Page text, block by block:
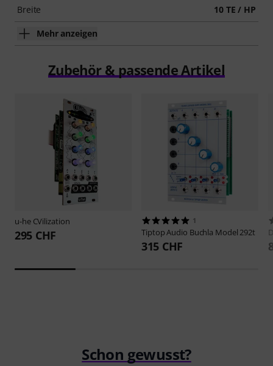
Breite 10 TE / HP
Mehr anzeigen
Zubehör & passende Artikel
u-he CVilization
295 CHF
1
Tiptop Audio Buchla Model 292t
315 CHF
Schon gewusst?